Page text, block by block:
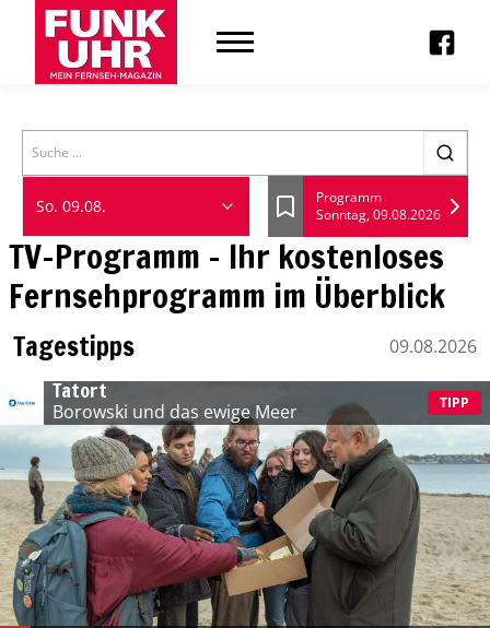
Search
So. 09.08. Lesezeichen
Programm
Sonntag, 09.08.2026
TV-Programm - Ihr kostenloses
Fernsehprogramm im Überblick
Tagestipps
Sonntag, 09 August 09.08.2026
Tatort
Borowski und das ewige Meer TIPP